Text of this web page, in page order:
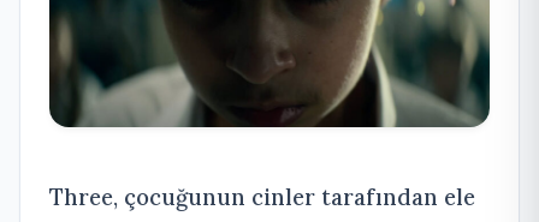
Three, çocuğunun cinler tarafından ele